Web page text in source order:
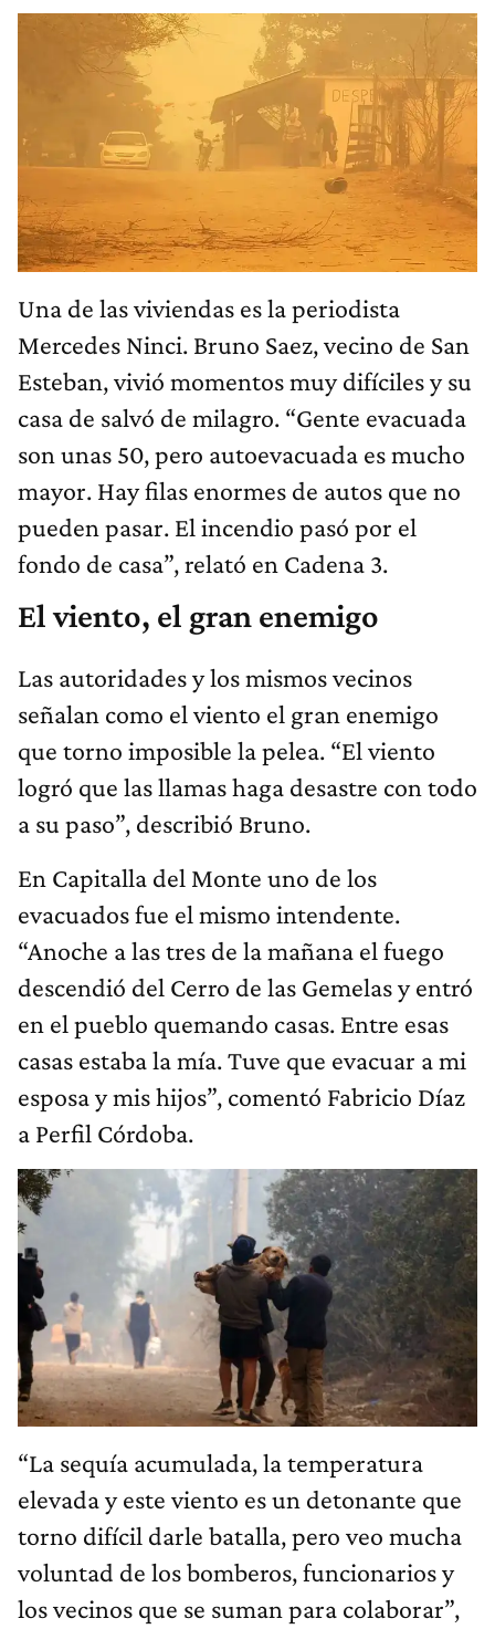
Una de las viviendas es la periodista
Mercedes Ninci. Bruno Saez, vecino de San
Esteban, vivió momentos muy difíciles y su
casa de salvó de milagro. “Gente evacuada
son unas 50, pero autoevacuada es mucho
mayor. Hay filas enormes de autos que no
pueden pasar. El incendio pasó por el
fondo de casa”, relató en Cadena 3.
El viento, el gran enemigo
Las autoridades y los mismos vecinos
señalan como el viento el gran enemigo
que torno imposible la pelea. “El viento
logró que las llamas haga desastre con todo
a su paso”, describió Bruno.
En Capitalla del Monte uno de los
evacuados fue el mismo intendente.
“Anoche a las tres de la mañana el fuego
descendió del Cerro de las Gemelas y entró
en el pueblo quemando casas. Entre esas
casas estaba la mía. Tuve que evacuar a mi
esposa y mis hijos”, comentó Fabricio Díaz
a Perfil Córdoba.
“La sequía acumulada, la temperatura
elevada y este viento es un detonante que
torno difícil darle batalla, pero veo mucha
voluntad de los bomberos, funcionarios y
los vecinos que se suman para colaborar”,